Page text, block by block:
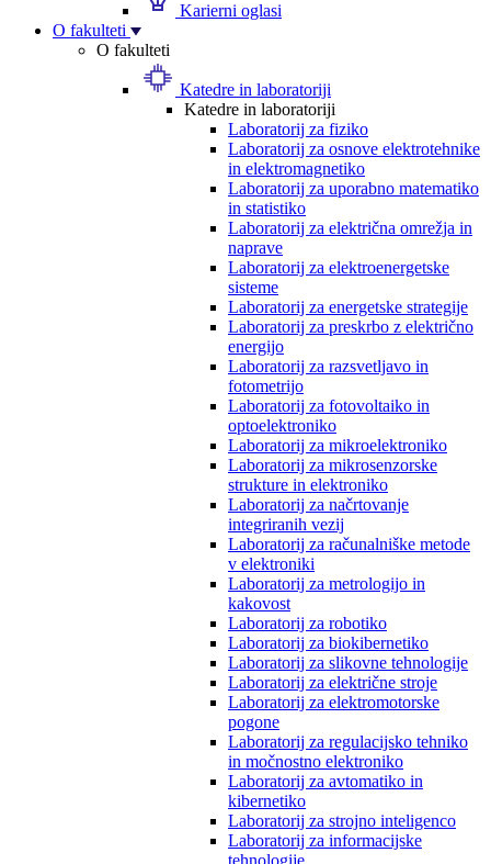
Karierni oglasi
O fakulteti
O fakulteti
Katedre in laboratoriji
Katedre in laboratoriji
Laboratorij za fiziko
Laboratorij za osnove elektrotehnike
in elektromagnetiko
Laboratorij za uporabno matematiko
in statistiko
Laboratorij za električna omrežja in
naprave
Laboratorij za elektroenergetske
sisteme
Laboratorij za energetske strategije
Laboratorij za preskrbo z električno
energijo
Laboratorij za razsvetljavo in
fotometrijo
Laboratorij za fotovoltaiko in
optoelektroniko
Laboratorij za mikroelektroniko
Laboratorij za mikrosenzorske
strukture in elektroniko
Laboratorij za načrtovanje
integriranih vezij
Laboratorij za računalniške metode
v elektroniki
Laboratorij za metrologijo in
kakovost
Laboratorij za robotiko
Laboratorij za biokibernetiko
Laboratorij za slikovne tehnologije
Laboratorij za električne stroje
Laboratorij za elektromotorske
pogone
Laboratorij za regulacijsko tehniko
in močnostno elektroniko
Laboratorij za avtomatiko in
kibernetiko
Laboratorij za strojno inteligenco
Laboratorij za informacijske
tehnologije